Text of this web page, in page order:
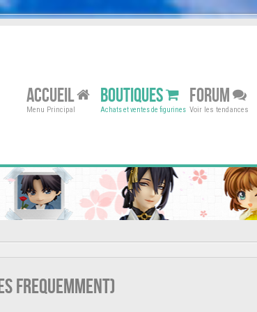
ACCUEIL
Menu Principal
BOUTIQUES
Achats et ventes de figurines
FORUM
Voir les tendances
frequemment)